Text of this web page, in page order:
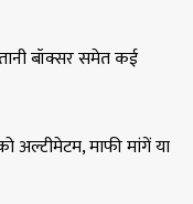
बॉक्सर समेत कई
अल्टीमेटम, माफी मांगें या